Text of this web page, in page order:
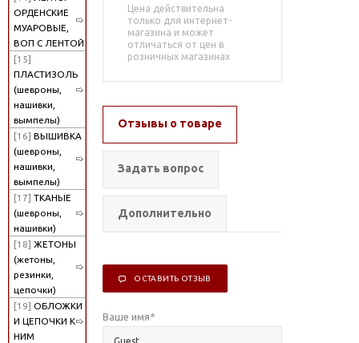
ОРДЕНСКИЕ
МУАРОВЫЕ,
ВОП С ЛЕНТОЙ
[15]
ПЛАСТИЗОЛЬ
(шевроны,
нашивки,
вымпелы)
[16] ВЫШИВКА
(шевроны,
нашивки,
вымпелы)
[17] ТКАНЫЕ
(шевроны,
нашивки)
[18] ЖЕТОНЫ
(жетоны,
резинки,
цепочки)
[19] ОБЛОЖКИ
И ЦЕПОЧКИ К
НИМ
Цена действительна
только для интернет-
магазина и может
отличаться от цен в
розничных магазинах
Отзывы о товаре
Задать вопрос
Дополнительно
ОСТАВИТЬ ОТЗЫВ
Ваше имя*